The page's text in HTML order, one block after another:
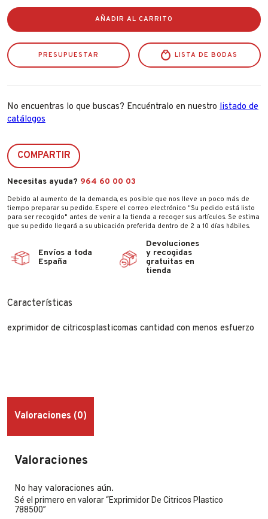
cantidad
AÑADIR AL CARRITO
PRESUPUESTAR LISTA DE BODAS
No encuentras lo que buscas? Encuéntralo en nuestro listado de
catálogos
COMPARTIR
Necesitas ayuda? 964 60 00 03
Debido al aumento de la demanda, es posible que nos lleve un poco más de
tiempo preparar su pedido. Espere el correo electrónico "Su pedido está listo
para ser recogido" antes de venir a la tienda a recoger sus artículos. Se estima
que su pedido llegará a su ubicación preferida dentro de 2 a 10 días hábiles.
Envíos a toda
España
Devoluciones
y recogidas
gratuitas en
tienda
Características
exprimidor de citricosplasticomas cantidad con menos esfuerzo
Valoraciones (0)
Valoraciones
No hay valoraciones aún.
Sé el primero en valorar “Exprimidor De Citricos Plastico
788500”